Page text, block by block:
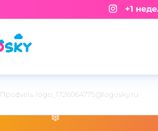
+1
Профиль logo_1726064775@logosky.ru